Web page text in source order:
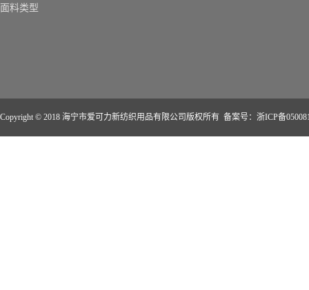
面料类型
Copyright © 2018 海宁市爱可力新纺织用品有限公司 版权所有 备案号： 浙ICP备